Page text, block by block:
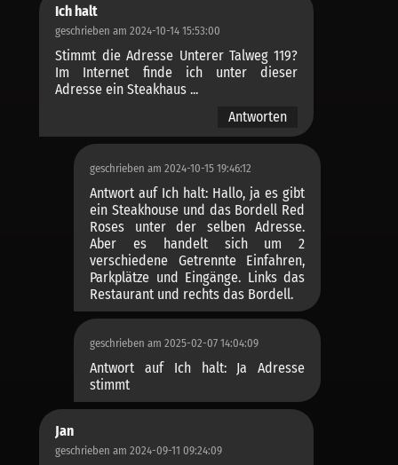
Ich halt
geschrieben am 2024-10-14 15:53:00
Stimmt die Adresse Unterer Talweg 119?
Im Internet finde ich unter dieser
Adresse ein Steakhaus ...
Antworten
geschrieben am 2024-10-15 19:46:12
Antwort auf Ich halt: Hallo, ja es gibt
ein Steakhouse und das Bordell Red
Roses unter der selben Adresse.
Aber es handelt sich um 2
verschiedene Getrennte Einfahren,
Parkplätze und Eingänge. Links das
Restaurant und rechts das Bordell.
geschrieben am 2025-02-07 14:04:09
Antwort auf Ich halt: Ja Adresse
stimmt
Jan
geschrieben am 2024-09-11 09:24:09